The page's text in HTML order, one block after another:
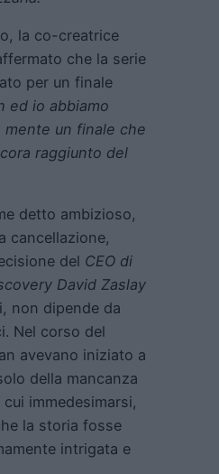
la co-creatrice
che la serie
per un finale
ed io abbiamo
un finale che
raggiunto del
detto ambizioso,
cancellazione,
del CEO di
David Zaslay
non dipende da
Nel corso del
avevano iniziato a
della mancanza
immedesimarsi,
la storia fosse
intrigata e